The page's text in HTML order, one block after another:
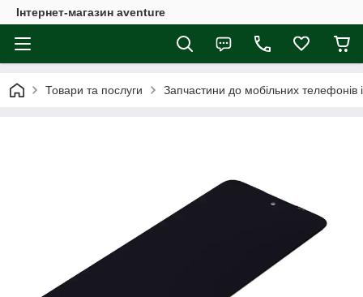
Інтернет-магазин aventure
Товари та послуги Запчастини до мобільних телефонів